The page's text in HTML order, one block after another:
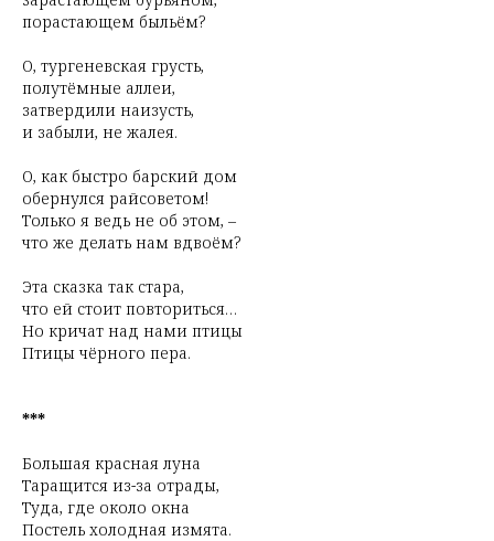
порастающем быльём?
О, тургеневская грусть,
полутёмные аллеи,
затвердили наизусть,
и забыли, не жалея.
О, как быстро барский дом
обернулся райсоветом!
Только я ведь не об этом, –
что же делать нам вдвоём?
Эта сказка так стара,
что ей стоит повториться…
Но кричат над нами птицы
Птицы чёрного пера.
***
Большая красная луна
Таращится из-за отрады,
Туда, где около окна
Постель холодная измята.